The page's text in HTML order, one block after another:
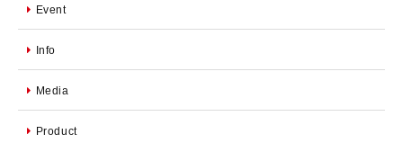
Event
Info
Media
Product